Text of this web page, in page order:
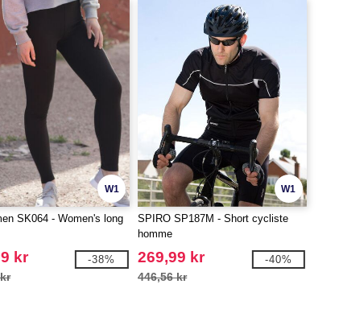
W1
SK064 - Women's long
kr -38%
W1
SPIRO SP187M - Short cycliste
homme
269,99 kr
446,56 kr
-40%